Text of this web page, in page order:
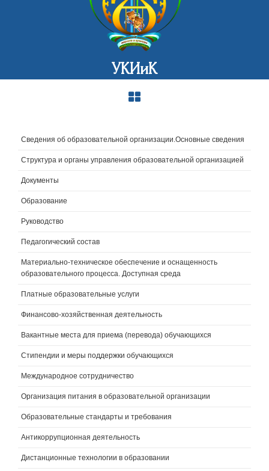
УКИиК
Сведения об образовательной организации.Основные сведения
Структура и органы управления образовательной организацией
Документы
Образование
Руководство
Педагогический состав
Материально-техническое обеспечение и оснащенность
образовательного процесса. Доступная среда
Платные образовательные услуги
Финансово-хозяйственная деятельность
Вакантные места для приема (перевода) обучающихся
Стипендии и меры поддержки обучающихся
Международное сотрудничество
Организация питания в образовательной организации
Образовательные стандарты и требования
Антикоррупционная деятельность
Дистанционные технологии в образовании